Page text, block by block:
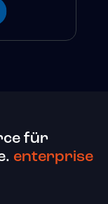
für
enterprise